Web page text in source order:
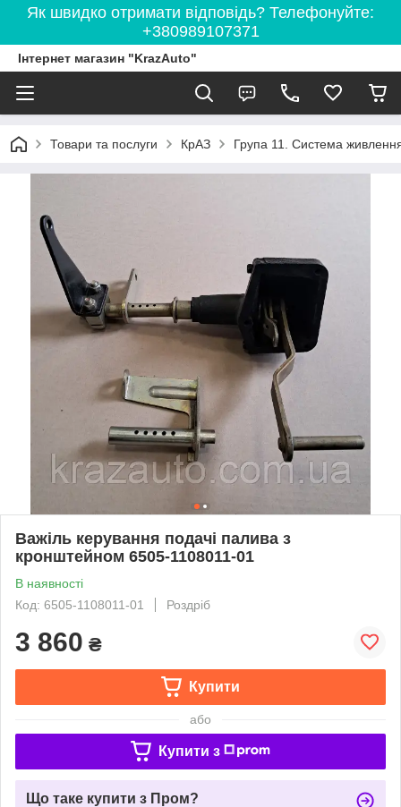
Як швидко отримати відповідь? Телефонуйте:
+380989107371
Інтернет магазин "KrazAuto"
Товари та послуги КрАЗ Група 11. Система
Важіль керування подачі палива з
кронштейном 6505-1108011-01
В наявності
Код: 6505-1108011-01
Роздріб
3 860 ₴
Купити
або
Купити з
Що таке купити з Пром?